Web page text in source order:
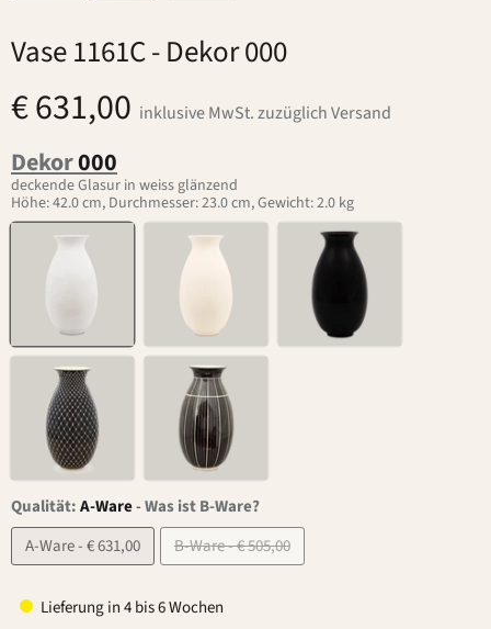
Vase 1161C- Dekor 000
€ 631,00 inklusive MwSt. zuzüglich Versand
Dekor000
deckende Glasur in weiss glänzend
Höhe: 42.0 cm, Durchmesser: 23.0 cm, Gewicht: 2.0 kg
Qualität:A-Ware-Was ist B-Ware?
A-Ware - € 631,00
B-Ware - € 505,00
Lieferung in 4 bis 6 Wochen